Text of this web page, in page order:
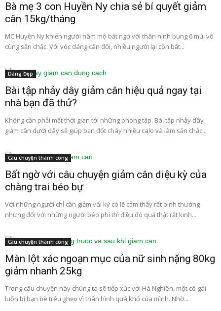
Bà mẹ 3 con Huyền Ny chia sẻ bí quyết giảm
cân 15kg/tháng
MC Huyền Ny khiến người hâm mộ bất ngờ với thân hình bụng 6 múi vô
cùng săn chắc. Với vóc dáng cân đối, nhiều người lại còn bất...
Dáng Đẹp
Bài tập nhảy dây giảm cân hiệu quả ngay tại
nhà bạn đã thử?
Không cần phải mất thời gian tới những phòng tập. Bài tập nhảy dây
giảm cân dưới dây sẽ giúp bạn đốt cháy nhiều calo và làm săn chắc...
Câu chuyện thành công
Bất ngờ với câu chuyện giảm cân diệu kỳ của
chàng trai béo bự
Với những người chỉ cần giảm vài ký có lẽ cảm thấy rất bình thường
nhưng đối với những người béo phì thì điều đó quả thật rất kinh...
Câu chuyện thành công
Màn lột xác ngoạn mục của nữ sinh nặng 80kg
giảm nhanh 25kg
Trong câu chuyện này chúng ta sẽ tiếp xúc với Hà Nghiên, một cô gái
luôn bị bạn bè trêu ghẹo vì thân hình quá khổ của mình. Nhờ...